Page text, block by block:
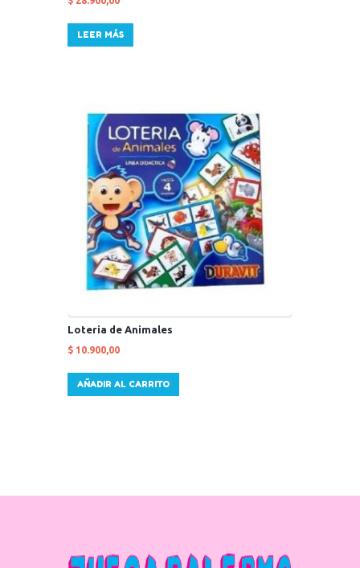
LEER MÁS
Loteria de Animales
$ 10.900,00
AÑADIR AL CARRITO